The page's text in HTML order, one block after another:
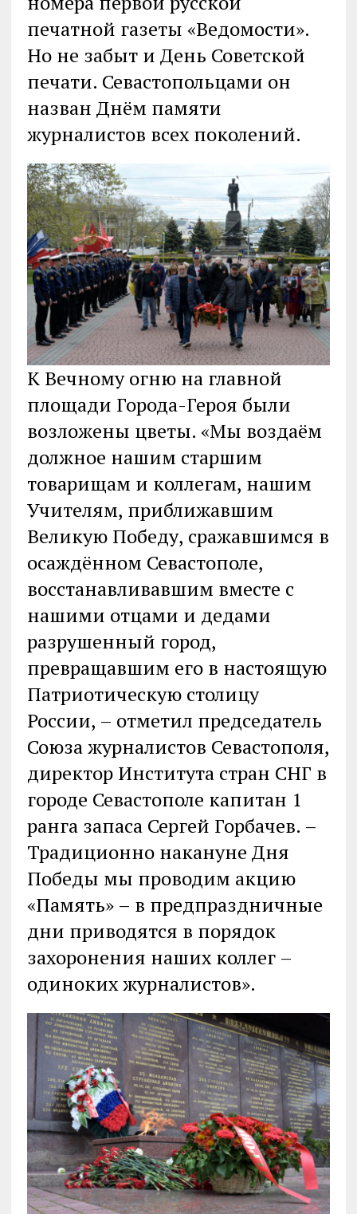
печатной газеты «Ведомости».
Но не забыт и День Советской
печати. Севастопольцами он
назван Днём памяти
журналистов всех поколений.
К Вечному огню на главной
площади Города-Героя были
возложены цветы. «Мы воздаём
должное нашим старшим
товарищам и коллегам, нашим
Учителям, приближавшим
Великую Победу, сражавшимся в
осаждённом Севастополе,
восстанавливавшим вместе с
нашими отцами и дедами
разрушенный город,
превращавшим его в настоящую
Патриотическую столицу
России, – отметил председатель
Союза журналистов Севастополя,
директор Института стран СНГ в
городе Севастополе капитан 1
ранга запаса Сергей Горбачев. –
Традиционно накануне Дня
Победы мы проводим акцию
«Память» – в предпраздничные
дни приводятся в порядок
захоронения наших коллег –
одиноких журналистов».